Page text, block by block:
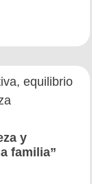
y
familia”